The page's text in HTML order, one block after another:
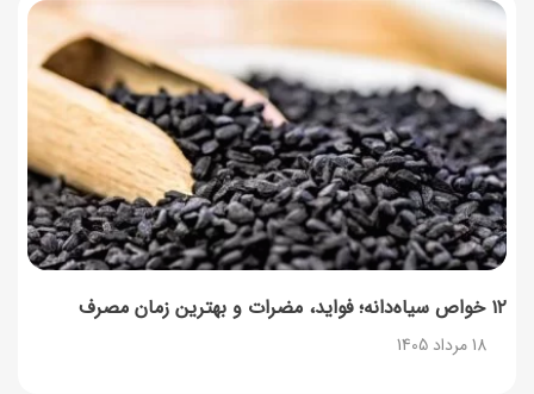
۱۲ خواص سیاه‌دانه؛ فواید، مضرات و بهترین زمان مصرف
18 مرداد 1405
زمان واریز و مبلغ کالابرگ مرداد ۱۴۰۵
18 مرداد 1405
راهنمای اعتراض به کالابرگ مرداد ۱۴۰۵ + شماره پشتیبانی
18 مرداد 1405
گردو را با چه دستگاهی آسیاب کنیم که روغن نیندازد؟
17 مرداد 1405